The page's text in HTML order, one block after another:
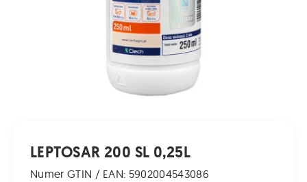
LEPTOSAR 200 SL 0,25L
Numer GTIN / EAN: 5902004543086